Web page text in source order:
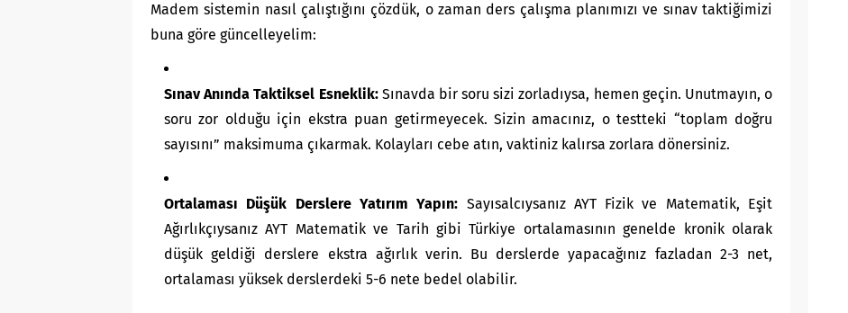
Madem sistemin nasıl çalıştığını çözdük, o zaman ders çalışma planımızı ve sınav taktiğimizi
buna göre güncelleyelim:
Sınav Anında Taktiksel Esneklik:Sınavda bir soru sizi zorladıysa, hemen geçin. Unutmayın, o
soru zor olduğu için ekstra puan getirmeyecek. Sizin amacınız, o testteki “toplam doğru
sayısını” maksimuma çıkarmak. Kolayları cebe atın, vaktiniz kalırsa zorlara dönersiniz.
Ortalaması Düşük Derslere Yatırım Yapın: Sayısalcıysanız AYT Fizik ve Matematik, Eşit
Ağırlıkçıysanız AYT Matematik ve Tarih gibi Türkiye ortalamasının genelde kronik olarak
düşük geldiği derslere ekstra ağırlık verin. Bu derslerde yapacağınız fazladan 2-3 net,
ortalaması yüksek derslerdeki 5-6 nete bedel olabilir.